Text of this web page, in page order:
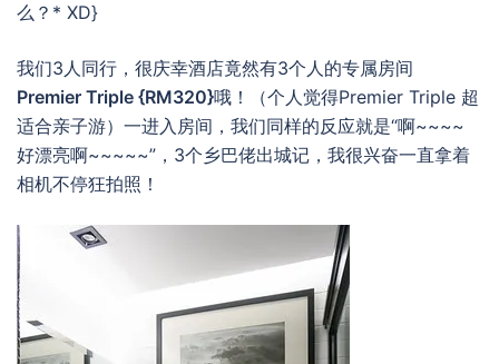
么？* XD}
我们3人同行，很庆幸酒店竟然有3个人的专属房间
Premier Triple {RM320}哦！（个人觉得Premier Triple 超
适合亲子游）一进入房间，我们同样的反应就是“啊~~~~
好漂亮啊~~~~~”，3个乡巴佬出城记，我很兴奋一直拿着
相机不停狂拍照！